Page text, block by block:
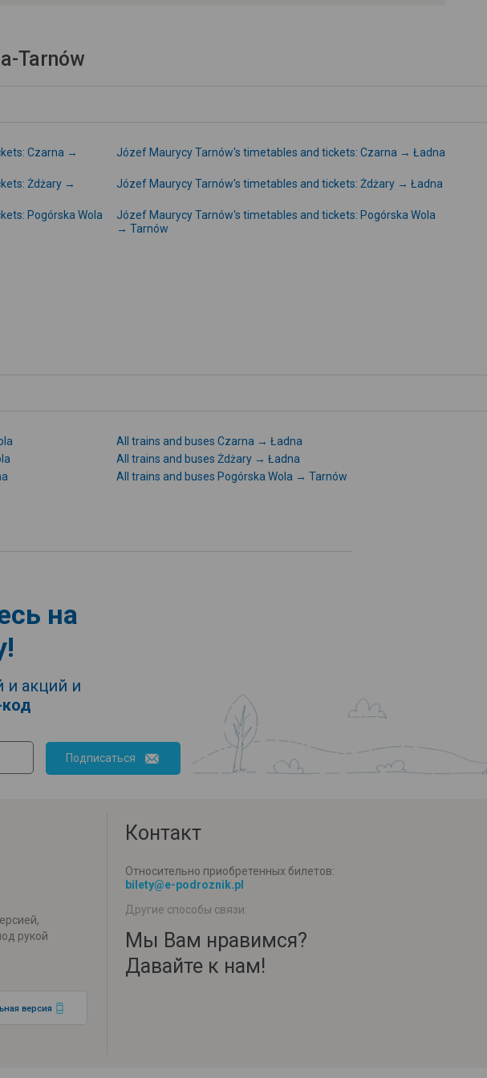
Tarnów
Czarna →
Józef Maurycy Tarnów's timetables and tickets: Czarna → Ładna
Żdżary →
Józef Maurycy Tarnów's timetables and tickets: Żdżary → Ładna
Pogórska Wola
Józef Maurycy Tarnów's timetables and tickets: Pogórska Wola
→ Tarnów
All trains and buses Czarna → Ładna
All trains and buses Żdżary → Ładna
All trains and buses Pogórska Wola → Tarnów
на
и акций и
Подписаться
рукой
версия
Контакт
Относительно приобретенных билетов:
bilety@e-podroznik.pl
Другие способы связи:
Мы Вам нравимся?
Давайте к нам!